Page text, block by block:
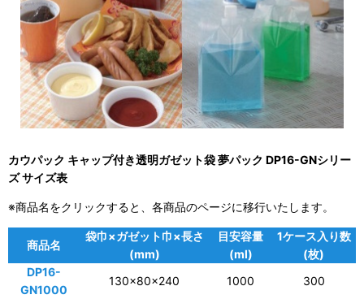
カウパック キャップ付き透明ガゼット袋 夢パック DP16-GNシリー
ズ サイズ表
※商品名をクリックすると、各商品のページに移行いたします。
商品名
袋巾×ガゼット巾×長さ
(mm)
目安容量
(ml)
1ケース入り数
(枚)
DP16-
GN1000
130×80×240 1000
300